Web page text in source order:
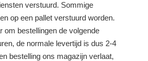
verstuurd. Sommige
op een pallet verstuurd worden.
om bestellingen de volgende
de normale levertijd is dus 2-4
bestelling ons magazijn verlaat,